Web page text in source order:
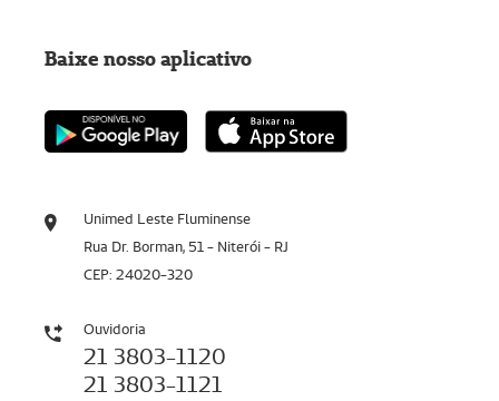
Unimed Leste Fluminense
Rua Dr. Borman, 51 - Niterói - RJ
CEP: 24020-320
Ouvidoria
21 3803-1120
21 3803-1121
Baixe nosso aplicativo